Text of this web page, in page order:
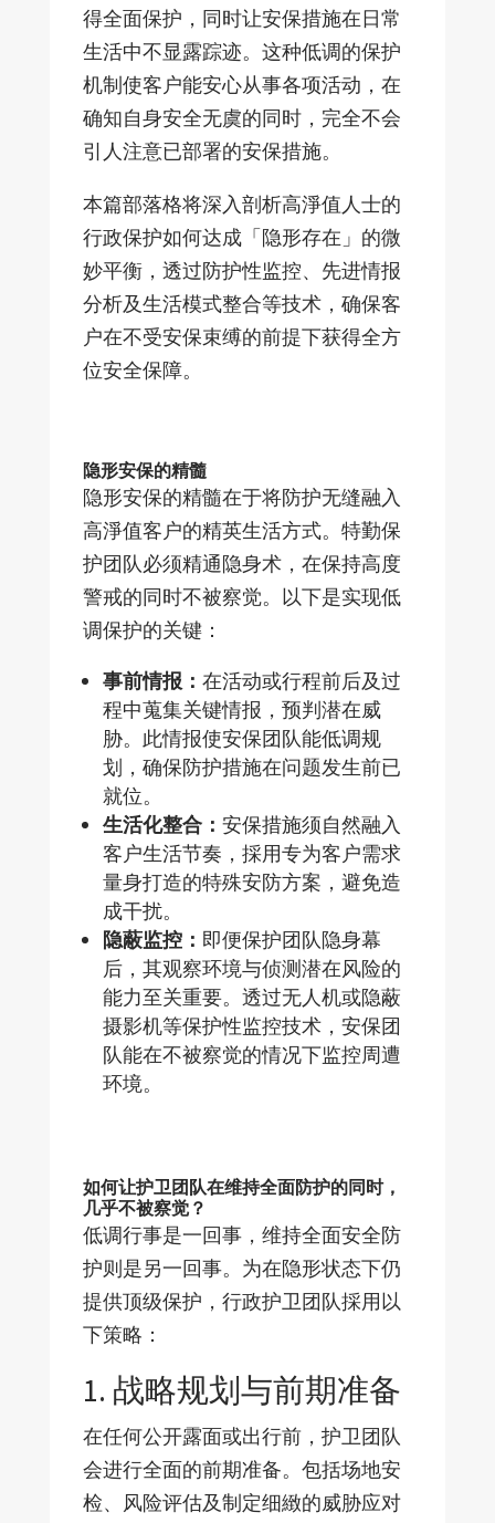
得全面保护，同时让安保措施在日常
生活中不显露踪迹。这种低调的保护
机制使客户能安心从事各项活动，在
确知自身安全无虞的同时，完全不会
引人注意已部署的安保措施。
本篇部落格将深入剖析高淨值人士的
行政保护如何达成「隐形存在」的微
妙平衡，透过防护性监控、先进情报
分析及生活模式整合等技术，确保客
户在不受安保束缚的前提下获得全方
位安全保障。
隐形安保的精髓
隐形安保的精髓在于将防护无缝融入
高淨值客户的精英生活方式。特勤保
护团队必须精通隐身术，在保持高度
警戒的同时不被察觉。以下是实现低
调保护的关键：
事前情报： 在活动或行程前后及过
程中蒐集关键情报，预判潜在威
胁。此情报使安保团队能低调规
划，确保防护措施在问题发生前已
就位。
生活化整合： 安保措施须自然融入
客户生活节奏，採用专为客户需求
量身打造的特殊安防方案，避免造
成干扰。
隐蔽监控： 即便保护团队隐身幕
后，其观察环境与侦测潜在风险的
能力至关重要。透过无人机或隐蔽
摄影机等保护性监控技术，安保团
队能在不被察觉的情况下监控周遭
环境。
如何让护卫团队在维持全面防护的同时，
几乎不被察觉？
低调行事是一回事，维持全面安全防
护则是另一回事。为在隐形状态下仍
提供顶级保护，行政护卫团队採用以
下策略：
1. 战略规划与前期准备
在任何公开露面或出行前，护卫团队
会进行全面的前期准备。包括场地安
检、风险评估及制定细緻的威胁应对